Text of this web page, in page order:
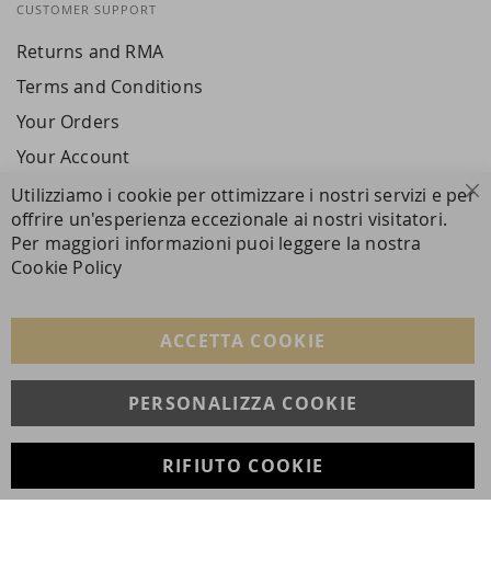
CUSTOMER SUPPORT
Returns and RMA
Terms and Conditions
Your Orders
Your Account
SECURE PAYMENTS
FOLLOW US ON SOCIAL MEDIA
Utilizziamo i cookie per ottimizzare i nostri servizi e per
offrire un'esperienza eccezionale ai nostri visitatori.
Per maggiori informazioni puoi leggere la nostra
Cookie Policy
ACCETTA COOKIE
PERSONALIZZA COOKIE
RIFIUTO COOKIE